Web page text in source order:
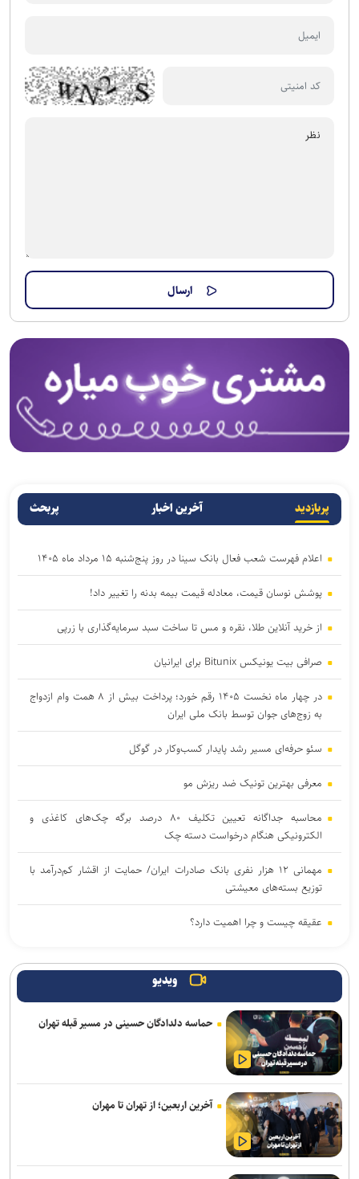
پربازدید آخرین اخبار پربحث
اعلام فهرست شعب فعال بانک سینا در روز پنج‌شنبه ۱۵ مرداد ماه ۱۴۰۵
پوشش نوسان قیمت، معادله قیمت بیمه بدنه را تغییر داد!
از خرید آنلاین طلا، نقره و مس تا ساخت سبد سرمایه‌گذاری با زرپی
صرافی بیت یونیکس Bitunix برای ایرانیان
در چهار ماه نخست ۱۴۰۵ رقم خورد؛ پرداخت بیش از ۸ همت وام ازدواج
به زوج‌های جوان توسط بانک ملی ایران
سئو حرفه‌ای مسیر رشد پایدار کسب‌وکار در گوگل
معرفی بهترین تونیک ضد ریزش مو
محاسبه جداگانه تعیین تکلیف ۸۰ درصد برگه چک‌های کاغذی و
الکترونیکی هنگام درخواست دسته چک
مهمانی ۱۲ هزار نفری بانک صادرات ایران/ حمایت از اقشار کم‌درآمد با
توزیع بسته‌های معیشتی
عقیقه چیست و چرا اهمیت دارد؟
ویدیو
حماسه دلدادگان حسینی در مسیر قبله تهران
آخرین اربعین؛ از تهران تا مهران